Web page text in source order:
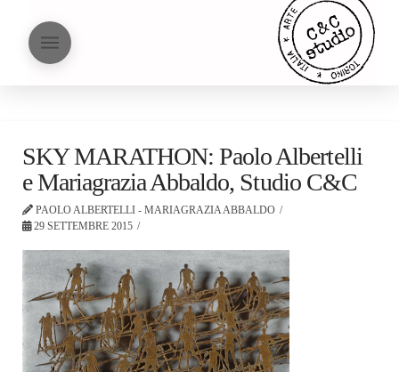
SKY MARATHON: Paolo Albertelli
e Mariagrazia Abbaldo, Studio C&C
PAOLO ALBERTELLI - MARIAGRAZIA ABBALDO
29 SETTEMBRE 2015